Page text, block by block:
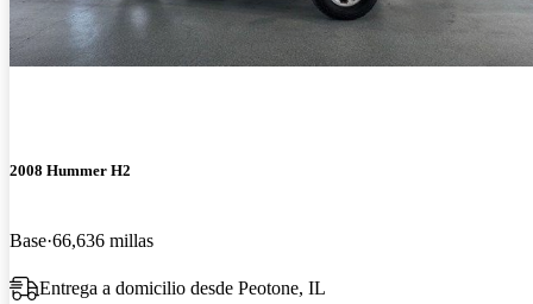
2008 Hummer H2
Base 66,636 millas
Entrega a domicilio desde Peotone, IL